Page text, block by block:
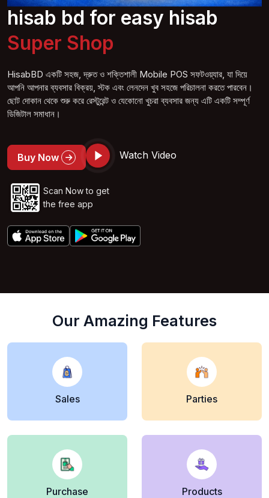
hisab bd for easy hisab
Super Shop
HisabBD একটি সহজ, দ্রুত ও শক্তিশালী Mobile POS সফটওয়্যার, যা দিয়ে
আপনি আপনার ব্যবসার বিক্রয়, স্টক এবং লেনদেন খুব সহজে পরিচালনা করতে পারবেন।
ছোট দোকান থেকে শুরু করে রেস্টুরেন্ট ও যেকোনো খুচরা ব্যবসার জন্য এটি একটি সম্পূর্ণ
ডিজিটাল সমাধান।
Buy Now Watch Video
Scan Now to get
the free app
Our Amazing Features
Sales Parties
Purchase Products